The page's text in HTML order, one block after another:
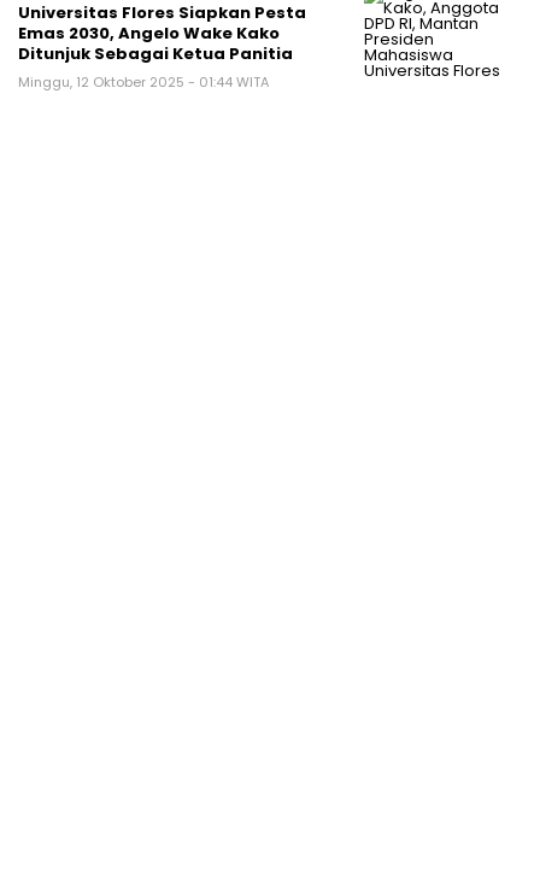
Universitas Flores Siapkan Pesta
Emas 2030, Angelo Wake Kako
Ditunjuk Sebagai Ketua Panitia
Minggu, 12 Oktober 2025 - 01:44 WITA